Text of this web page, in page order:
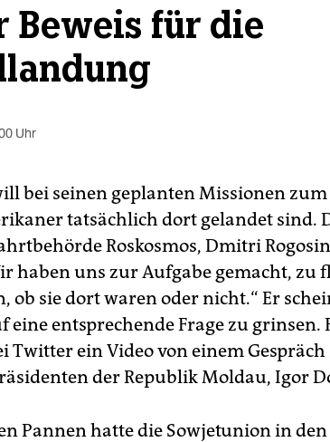
Beweis für die
Uhr
bei seinen geplanten Missionen
tatsächlich dort gelandet sind.
Roskosmos, Dmitri
haben uns zur Aufgabe gemacht, zu
ob sie dort waren oder nicht.“ Er
eine entsprechende Frage zu grinsen.
Twitter ein Video von einem
der Republik Moldau, Igor
Pannen hatte die Sowjetunion in